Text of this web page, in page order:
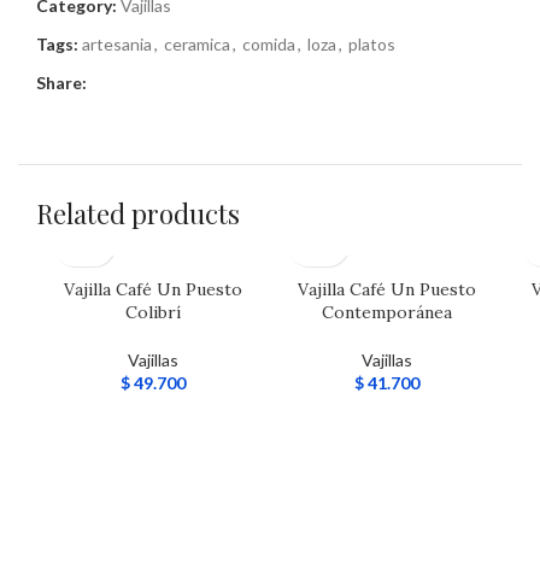
Category: Vajillas
Tags: artesania, ceramica, comida, loza, platos
Share:
Related products
Vajilla Café Un Puesto
Colibrí
Vajillas
$49.700
Vajilla Café Un Puesto
Contemporánea
Vajillas
$41.700